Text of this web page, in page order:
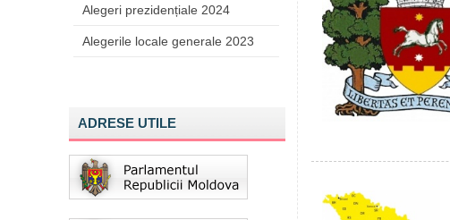
Alegeri prezidențiale 2024
Alegerile locale generale 2023
ADRESE UTILE